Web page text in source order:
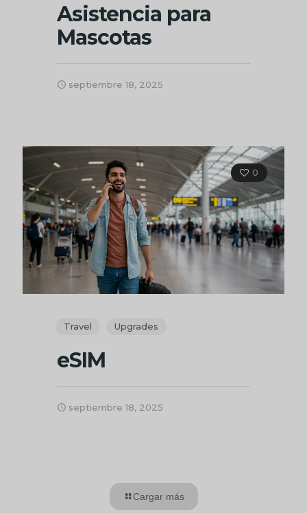
Asistencia para
Mascotas
septiembre 18, 2025
0
Travel Upgrades
eSIM
septiembre 18, 2025
Cargar más